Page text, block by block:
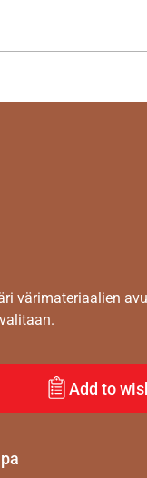
värimateriaalien
Add to